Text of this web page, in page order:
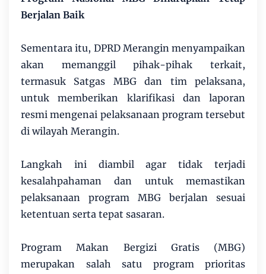
Berjalan Baik
Sementara itu, DPRD Merangin menyampaikan
akan memanggil pihak-pihak terkait,
termasuk Satgas MBG dan tim pelaksana,
untuk memberikan klarifikasi dan laporan
resmi mengenai pelaksanaan program tersebut
di wilayah Merangin.
Langkah ini diambil agar tidak terjadi
kesalahpahaman dan untuk memastikan
pelaksanaan program MBG berjalan sesuai
ketentuan serta tepat sasaran.
Program Makan Bergizi Gratis (MBG)
merupakan salah satu program prioritas